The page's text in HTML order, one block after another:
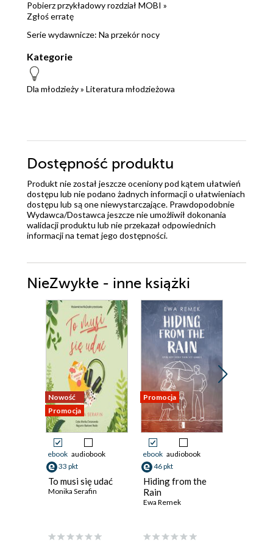
Pobierz przykładowy rozdział MOBI »
Zgłoś erratę
Serie wydawnicze: Na przekór nocy
Kategorie
Dla młodzieży» Literatura młodzieżowa
Dostępność produktu
Produkt nie został jeszcze oceniony pod kątem ułatwień
dostępu lub nie podano żadnych informacji o ułatwieniach
dostępu lub są one niewystarczające. Prawdopodobnie
Wydawca/Dostawca jeszcze nie umożliwił dokonania
walidacji produktu lub nie przekazał odpowiednich
informacji na temat jego dostępności.
NieZwykłe - inne książki
Nowość
Promocja
ebook audiobook
33 pkt
To musi się udać
Monika Serafin
Promocja
ebook audiobook
46 pkt
Hiding from the
Rain
Ewa Remek